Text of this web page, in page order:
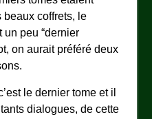
beaux coffrets, le
un peu “dernier
on aurait préféré deux
le dernier tome et il
dialogues, de cette